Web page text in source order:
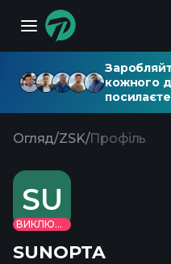
кожного
Огляд/ZSK/Профіль
SU
ВИКЛЮЧЕНО
SUNOPTA